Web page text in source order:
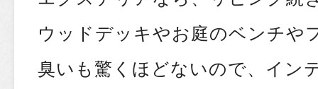
ウッドデッキやお庭のベンチや
臭いも驚くほどないので、イン